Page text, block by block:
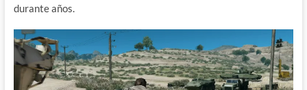
durante años.